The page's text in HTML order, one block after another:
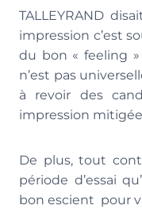
TALLEYRAND
impression c’est
du bon « feeling »
n’est pas
à revoir des
impression
De plus, tout
période d’essai
bon escient pour